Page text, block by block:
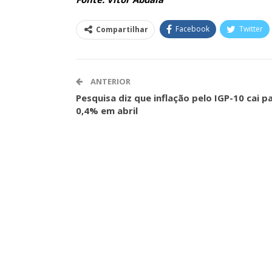
Compartilhar Facebook Twitter
ANTERIOR
Pesquisa diz que inflação pelo IGP-10 cai
0,4% em abril
Da Mesa
Negociação